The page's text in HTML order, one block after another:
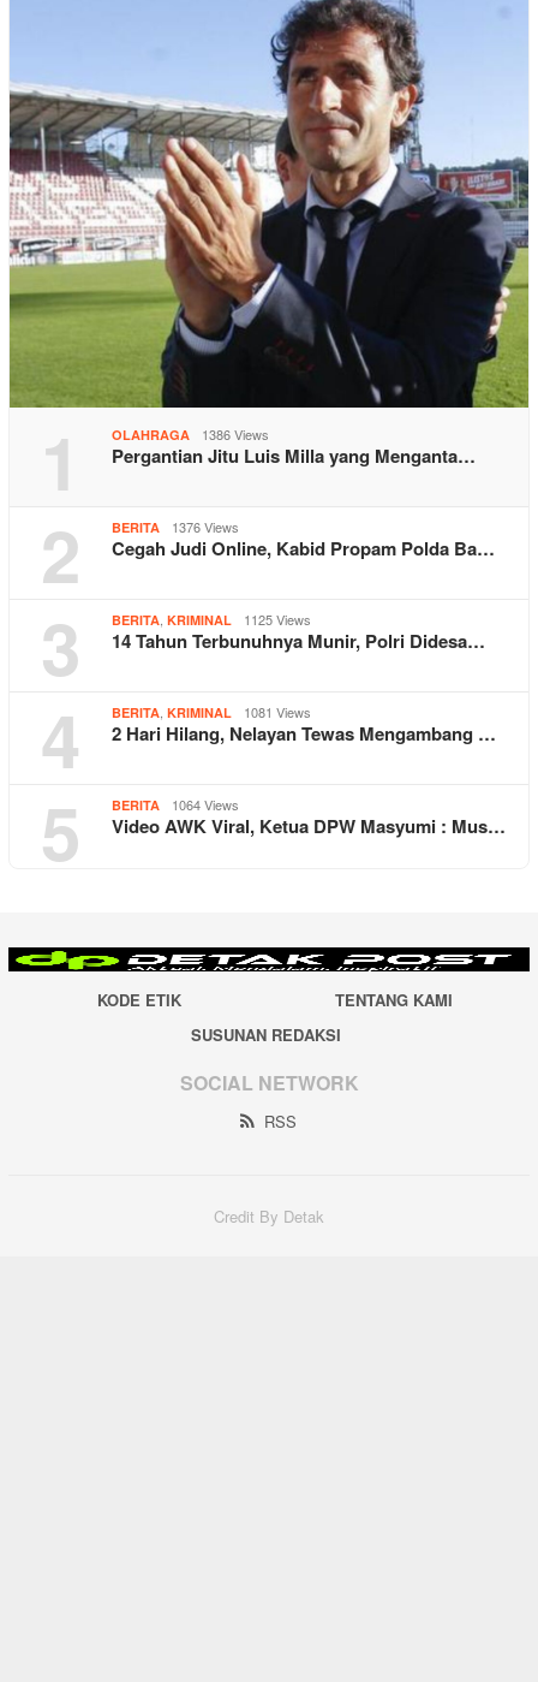
1 OLAHRAGA 1386 Views
Pergantian Jitu Luis Milla yang Menganta…
2 BERITA 1376 Views
Cegah Judi Online, Kabid Propam Polda Ba…
3 BERITA KRIMINAL 1125 Views
14 Tahun Terbunuhnya Munir, Polri Didesa…
4 BERITA KRIMINAL 1081 Views
2 Hari Hilang, Nelayan Tewas Mengambang …
5 BERITA 1064 Views
Video AWK Viral, Ketua DPW Masyumi : Mus…
KODE ETIK
TENTANG KAMI
SUSUNAN REDAKSI
SOCIAL NETWORK
RSS
Credit By Detak